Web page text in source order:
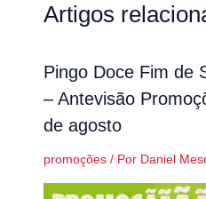
Artigos
Pingo Doce Fim de
– Antevisão
de agosto
promoções/ Por Daniel